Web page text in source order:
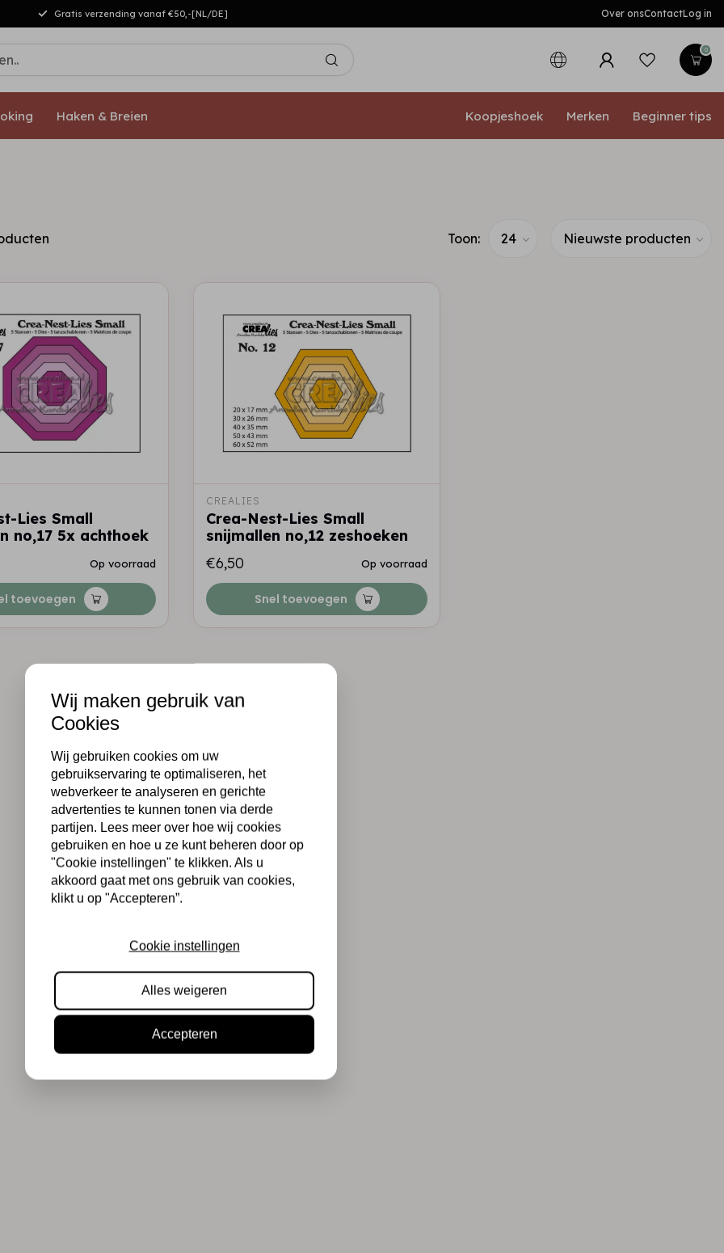
Gratis verzending vanaf €50,-[NL/DE] Over onsContactLog in
0
Haken & Breien Koopjeshoek Merken Beginner tips
Toon:
Lies Small
no,17 5x achthoek
Op voorraad
toevoegen
CREALIES
Crea-Nest-Lies Small
snijmallen no,12 zeshoeken
€6,50
Op voorraad
Snel toevoegen
Wij maken gebruik van
Cookies
Wij gebruiken cookies om uw
gebruikservaring te optimaliseren, het
webverkeer te analyseren en gerichte
advertenties te kunnen tonen via derde
partijen. Lees meer over hoe wij cookies
gebruiken en hoe u ze kunt beheren door op
"Cookie instellingen" te klikken. Als u
akkoord gaat met ons gebruik van cookies,
klikt u op "Accepteren”.
Cookie instellingen
Alles weigeren
Accepteren